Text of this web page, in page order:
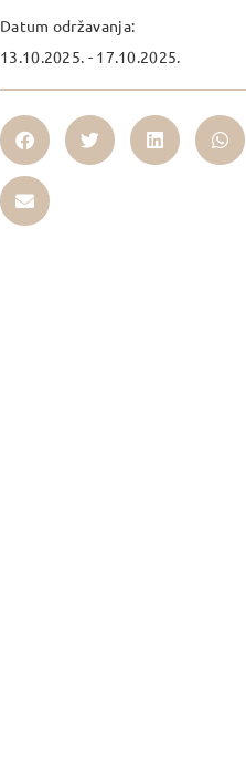
Datum održavanja:
13.10.2025. - 17.10.2025.